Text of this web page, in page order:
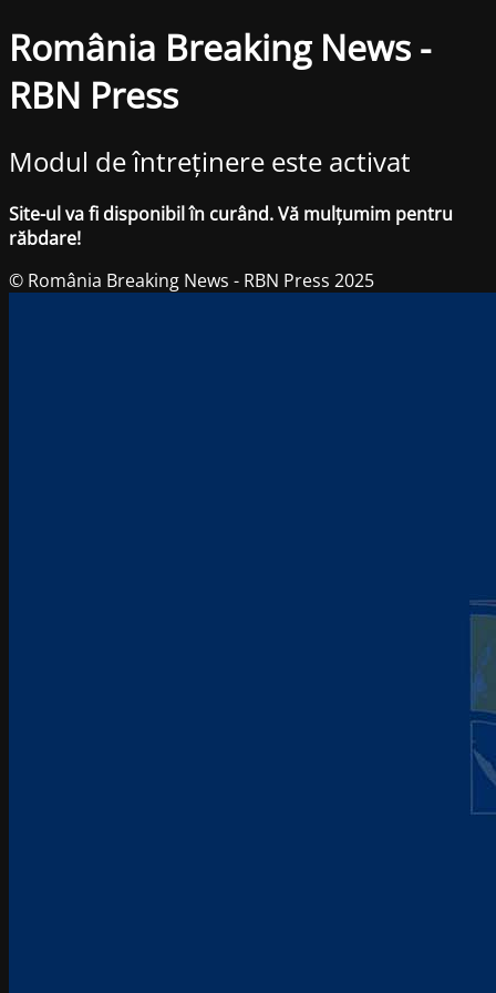
România Breaking News -
RBN Press
Modul de întreținere este activat
Site-ul va fi disponibil în curând. Vă mulțumim pentru
răbdare!
© România Breaking News - RBN Press 2025